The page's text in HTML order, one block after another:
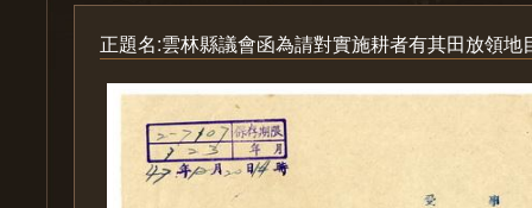
正題名:雲林縣議會函為請對實施耕者有其田放領